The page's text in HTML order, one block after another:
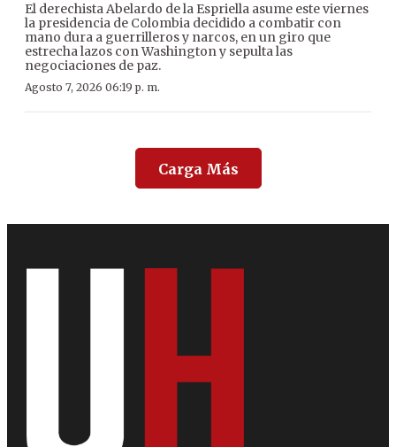
El derechista Abelardo de la Espriella asume este viernes
la presidencia de Colombia decidido a combatir con
mano dura a guerrilleros y narcos, en un giro que
estrecha lazos con Washington y sepulta las
negociaciones de paz.
Agosto 7, 2026 06:19 p. m.
Carga Más